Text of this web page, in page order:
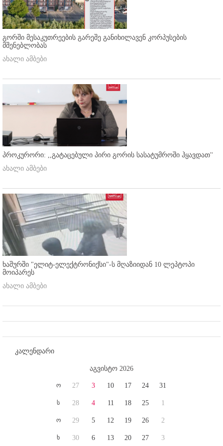
გორში მესაკუთრეების გარეშე განიხილავენ კორპუსების
მშენებლობას
ახალი ამბები
პროკურორი: ,,გატაცებული პირი გორის სასატუმროში ჰყავდათ''
ახალი ამბები
ხაშურში "ელიტ-ელექტრონიქსი"-ს მღაზიიდან 10 ლეპტოპი
მოიპარეს
ახალი ამბები
კალენდარი
აგვისტო 2026
ო
ს
ო
ხ
27
28
29
30
3
4
5
6
10
11
12
13
17
18
19
20
24
25
26
27
31
1
2
3